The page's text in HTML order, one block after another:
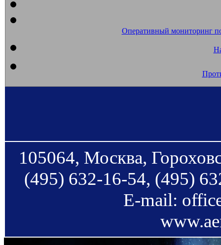
Оперативный мониторинг
105064, Москва,
(495) 632-16-54, (495)
E-mail: